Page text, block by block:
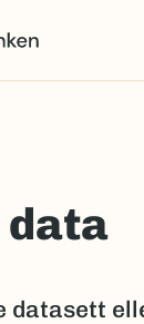
data
datasett